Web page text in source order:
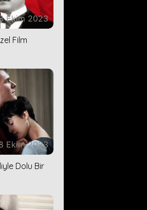
Ekim 2023
Film
Ekim 2023
Dolu Bir